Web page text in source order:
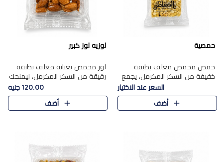
حمصية
حمص محمص مغلف بطبقة
خفيفة من السكر المكرمل، يجمع
بين القرمشة المميزة والطعم
الشرقي الأصيل في واحدة من أشهر
حلويات الموسم.
السعر عند الاختيار
أضف
لوزيه لوز كبير
لوز محمص بعناية مغلف بطبقة
رقيقة من السكر المكرمل، ليمنحك
قرمشة راقية ونكهة غنية تبرز
فخامة اللوز في كل قطعة.
120.00 جنيه
أضف